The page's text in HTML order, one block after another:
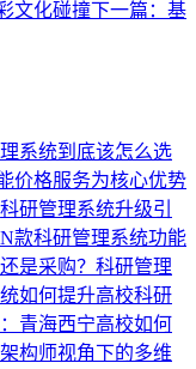
文化碰撞下一篇：基
系统到底该怎么选
价格服务为核心优势
科研管理系统升级引
款科研管理系统功能
是采购？科研管理
如何提升高校科研
青海西宁高校如何
构师视角下的多维